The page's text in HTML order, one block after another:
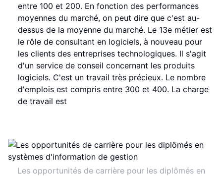
entre 100 et 200. En fonction des performances
moyennes du marché, on peut dire que c'est au-
dessus de la moyenne du marché. Le 13e métier est
le rôle de consultant en logiciels, à nouveau pour
les clients des entreprises technologiques. Il s'agit
d'un service de conseil concernant les produits
logiciels. C'est un travail très précieux. Le nombre
d'emplois est compris entre 300 et 400. La charge
de travail est
Les opportunités de carrière pour les diplômés en